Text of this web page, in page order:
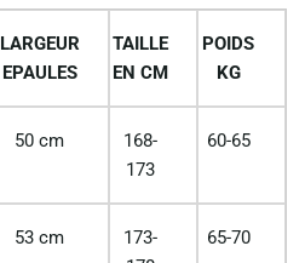
LARGEUR
EPAULES
TAILLE
EN CM
POIDS
KG
50 cm
168-
173
60-65
53 cm
173-
65-70